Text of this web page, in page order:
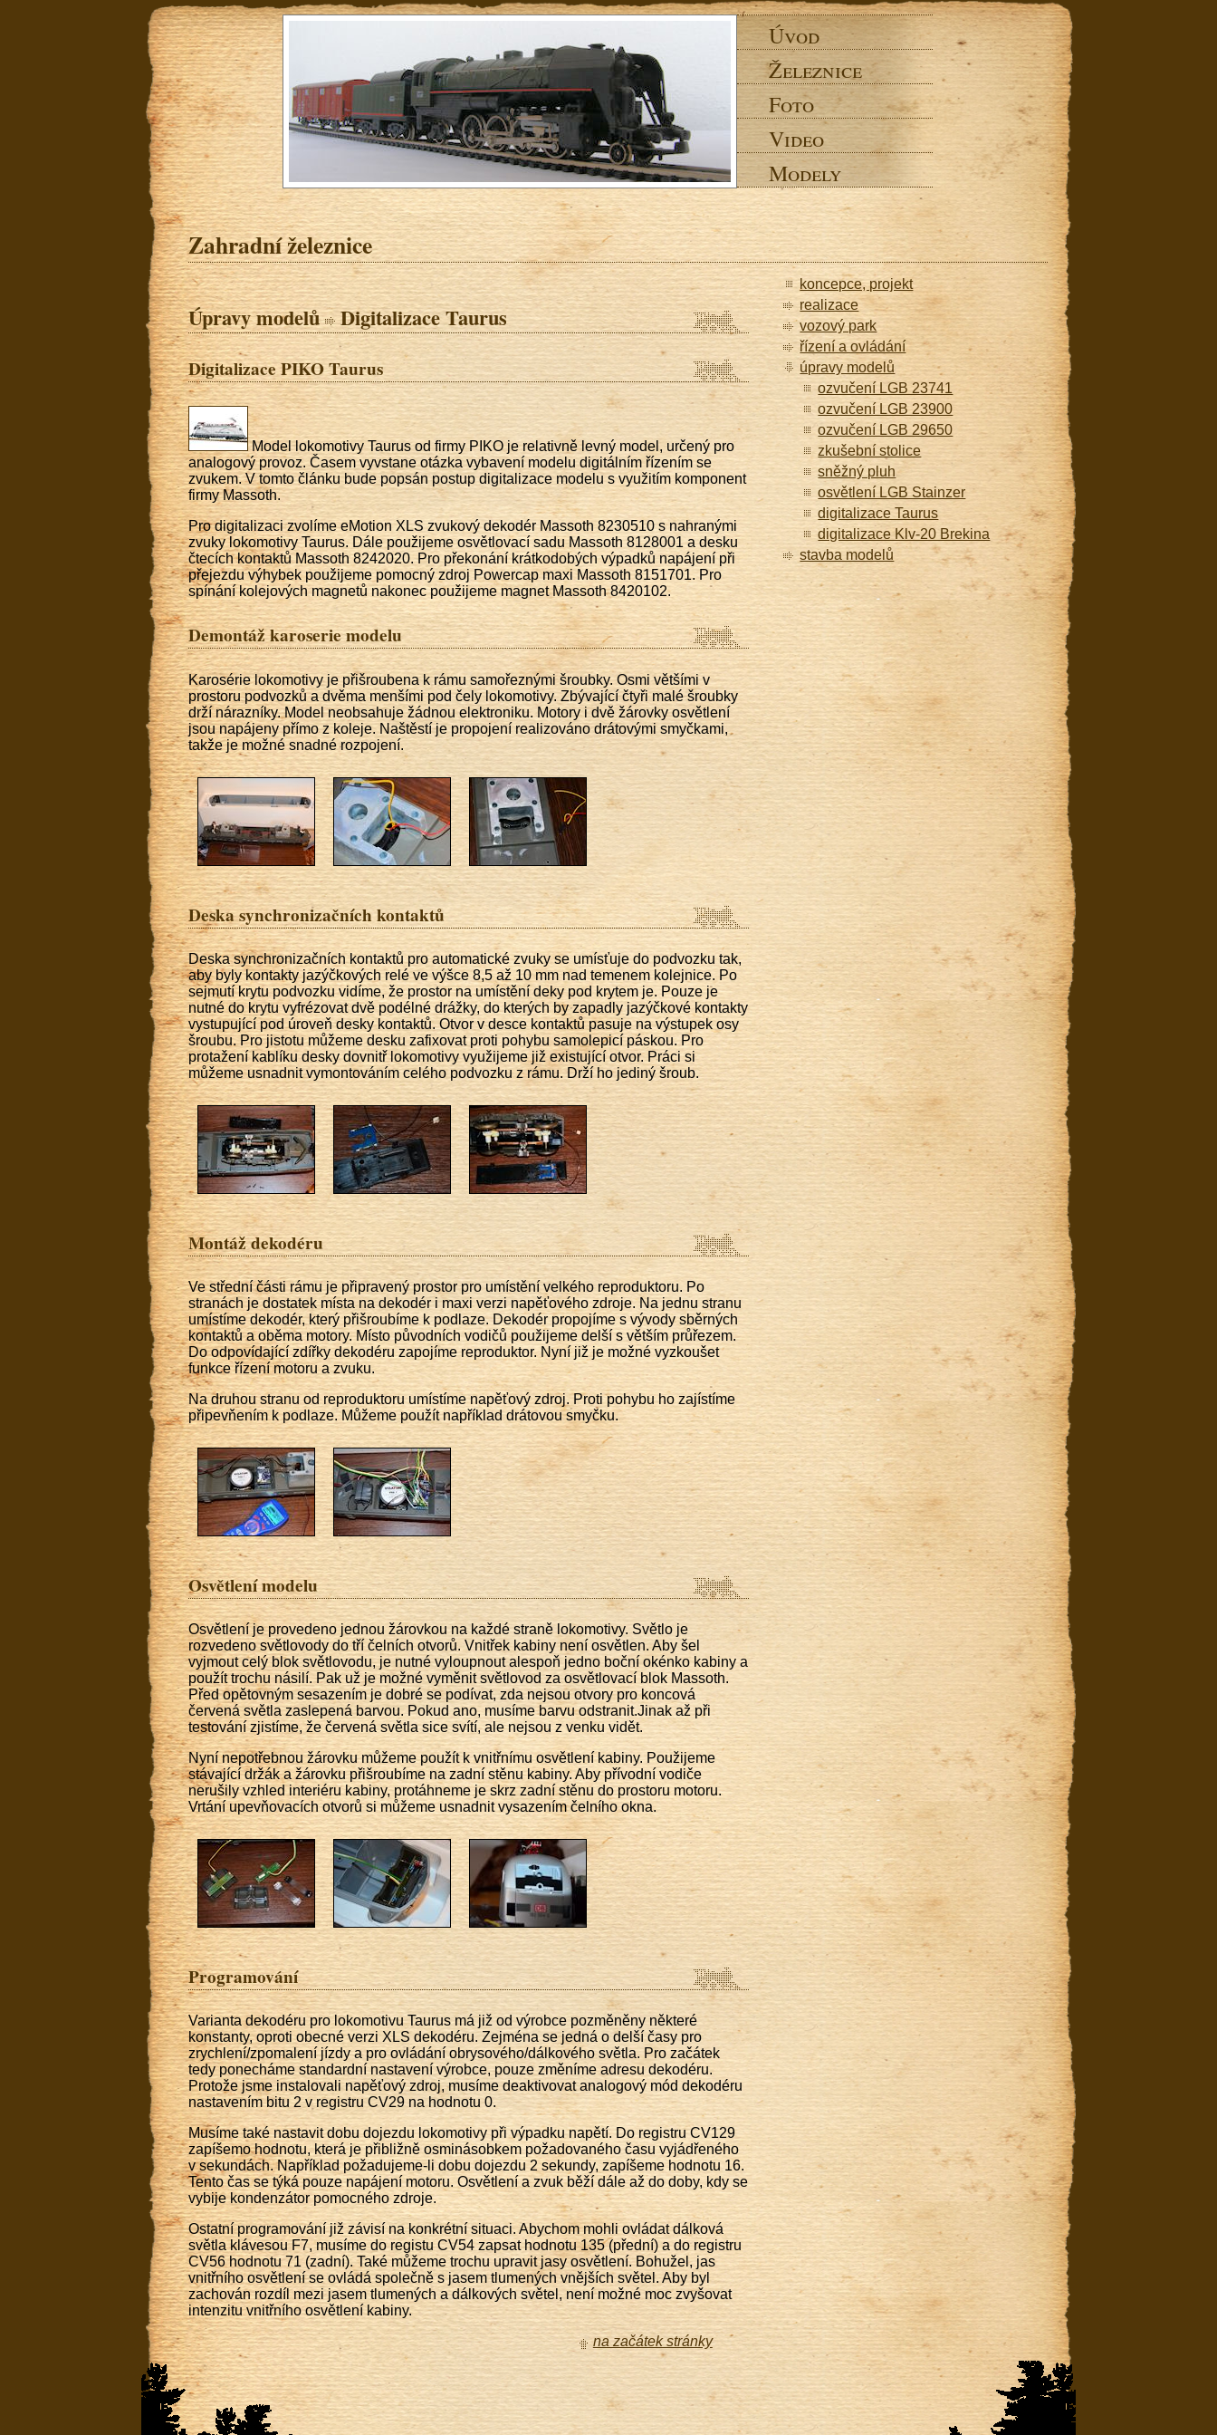
Úvod
Železnice
Foto
Video
Modely
Zahradní železnice
Úpravy modelů Digitalizace Taurus
Digitalizace PIKO Taurus
Model lokomotivy Taurus od firmy PIKO je relativně levný model, určený pro
analogový provoz. Časem vyvstane otázka vybavení modelu digitálním řízením se
zvukem. V tomto článku bude popsán postup digitalizace modelu s využitím komponent
firmy Massoth.
Pro digitalizaci zvolíme eMotion XLS zvukový dekodér Massoth 8230510 s nahranými
zvuky lokomotivy Taurus. Dále použijeme osvětlovací sadu Massoth 8128001 a desku
čtecích kontaktů Massoth 8242020. Pro překonání krátkodobých výpadků napájení při
přejezdu výhybek použijeme pomocný zdroj Powercap maxi Massoth 8151701. Pro
spínání kolejových magnetů nakonec použijeme magnet Massoth 8420102.
Demontáž karoserie modelu
Karosérie lokomotivy je přišroubena k rámu samořeznými šroubky. Osmi většími v
prostoru podvozků a dvěma menšími pod čely lokomotivy. Zbývající čtyři malé šroubky
drží nárazníky. Model neobsahuje žádnou elektroniku. Motory i dvě žárovky osvětlení
jsou napájeny přímo z koleje. Naštěstí je propojení realizováno drátovými smyčkami,
takže je možné snadné rozpojení.
Deska synchronizačních kontaktů
Deska synchronizačních kontaktů pro automatické zvuky se umísťuje do podvozku tak,
aby byly kontakty jazýčkových relé ve výšce 8,5 až 10 mm nad temenem kolejnice. Po
sejmutí krytu podvozku vidíme, že prostor na umístění deky pod krytem je. Pouze je
nutné do krytu vyfrézovat dvě podélné drážky, do kterých by zapadly jazýčkové kontakty
vystupující pod úroveň desky kontaktů. Otvor v desce kontaktů pasuje na výstupek osy
šroubu. Pro jistotu můžeme desku zafixovat proti pohybu samolepicí páskou. Pro
protažení kablíku desky dovnitř lokomotivy využijeme již existující otvor. Práci si
můžeme usnadnit vymontováním celého podvozku z rámu. Drží ho jediný šroub.
Montáž dekodéru
Ve střední části rámu je připravený prostor pro umístění velkého reproduktoru. Po
stranách je dostatek místa na dekodér i maxi verzi napěťového zdroje. Na jednu stranu
umístíme dekodér, který přišroubíme k podlaze. Dekodér propojíme s vývody sběrných
kontaktů a oběma motory. Místo původních vodičů použijeme delší s větším průřezem.
Do odpovídající zdířky dekodéru zapojíme reproduktor. Nyní již je možné vyzkoušet
funkce řízení motoru a zvuku.
Na druhou stranu od reproduktoru umístíme napěťový zdroj. Proti pohybu ho zajístíme
připevňením k podlaze. Můžeme použít například drátovou smyčku.
Osvětlení modelu
Osvětlení je provedeno jednou žárovkou na každé straně lokomotivy. Světlo je
rozvedeno světlovody do tří čelních otvorů. Vnitřek kabiny není osvětlen. Aby šel
vyjmout celý blok světlovodu, je nutné vyloupnout alespoň jedno boční okénko kabiny a
použít trochu násilí. Pak už je možné vyměnit světlovod za osvětlovací blok Massoth.
Před opětovným sesazením je dobré se podívat, zda nejsou otvory pro koncová
červená světla zaslepená barvou. Pokud ano, musíme barvu odstranit.Jinak až při
testování zjistíme, že červená světla sice svítí, ale nejsou z venku vidět.
Nyní nepotřebnou žárovku můžeme použít k vnitřnímu osvětlení kabiny. Použijeme
stávající držák a žárovku přišroubíme na zadní stěnu kabiny. Aby přívodní vodiče
nerušily vzhled interiéru kabiny, protáhneme je skrz zadní stěnu do prostoru motoru.
Vrtání upevňovacích otvorů si můžeme usnadnit vysazením čelního okna.
Programování
Varianta dekodéru pro lokomotivu Taurus má již od výrobce pozměněny některé
konstanty, oproti obecné verzi XLS dekodéru. Zejména se jedná o delší časy pro
zrychlení/zpomalení jízdy a pro ovládání obrysového/dálkového světla. Pro začátek
tedy ponecháme standardní nastavení výrobce, pouze změníme adresu dekodéru.
Protože jsme instalovali napěťový zdroj, musíme deaktivovat analogový mód dekodéru
nastavením bitu 2 v registru CV29 na hodnotu 0.
Musíme také nastavit dobu dojezdu lokomotivy při výpadku napětí. Do registru CV129
zapíšemo hodnotu, která je přibližně osminásobkem požadovaného času vyjádřeného
v sekundách. Například požadujeme-li dobu dojezdu 2 sekundy, zapíšeme hodnotu 16.
Tento čas se týká pouze napájení motoru. Osvětlení a zvuk běží dále až do doby, kdy se
vybije kondenzátor pomocného zdroje.
Ostatní programování již závisí na konkrétní situaci. Abychom mohli ovládat dálková
světla klávesou F7, musíme do registu CV54 zapsat hodnotu 135 (přední) a do registru
CV56 hodnotu 71 (zadní). Také můžeme trochu upravit jasy osvětlení. Bohužel, jas
vnitřního osvětlení se ovládá společně s jasem tlumených vnějších světel. Aby byl
zachován rozdíl mezi jasem tlumených a dálkových světel, není možné moc zvyšovat
intenzitu vnitřního osvětlení kabiny.
na začátek stránky
koncepce, projekt
realizace
vozový park
řízení a ovládání
úpravy modelů
ozvučení LGB 23741
ozvučení LGB 23900
ozvučení LGB 29650
zkušební stolice
sněžný pluh
osvětlení LGB Stainzer
digitalizace Taurus
digitalizace Klv-20 Brekina
stavba modelů